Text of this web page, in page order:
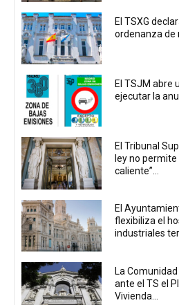
El TSXG
ordenanza de
El TSJM abre
ejecutar la
El Tribunal
ley no
caliente”...
El
flexibiliza el
industriales
La
ante el TS el
Vivienda...